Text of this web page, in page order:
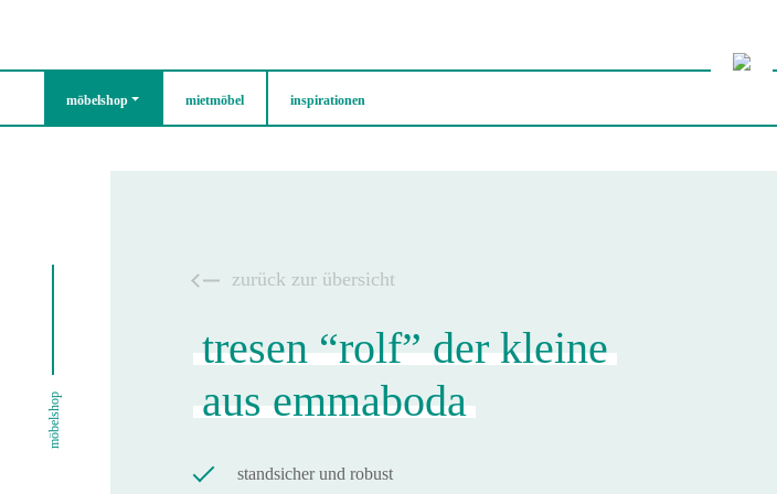
möbelshop mietmöbel inspirationen
zurück zur übersicht
tresen “rolf” der kleine
aus emmaboda
standsicher und robust
möbelshop